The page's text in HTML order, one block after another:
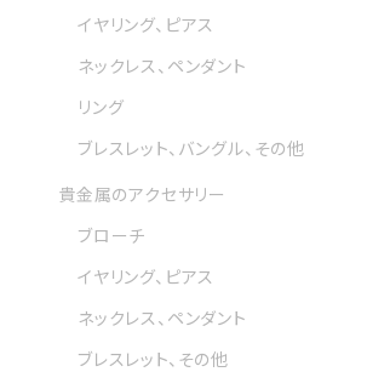
イヤリング、ピアス
ネックレス、ペンダント
リング
ブレスレット、バングル、その他
貴金属のアクセサリー
ブローチ
イヤリング、ピアス
ネックレス、ペンダント
ブレスレット、その他